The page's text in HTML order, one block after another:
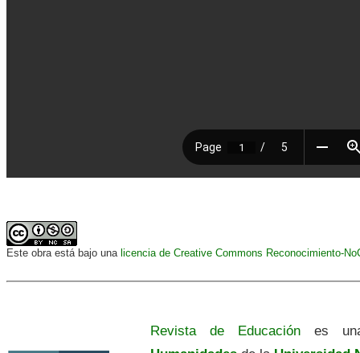
Este obra está bajo una licencia de Creative Commons Reconocimiento-
Revista de Educación es